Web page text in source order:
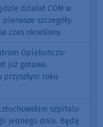
działał COM w
szczegóły.
czas określony
Opiekuńczo-
już gotowe.
przyszłym roku
szpitalu
jednego dnia. Będą